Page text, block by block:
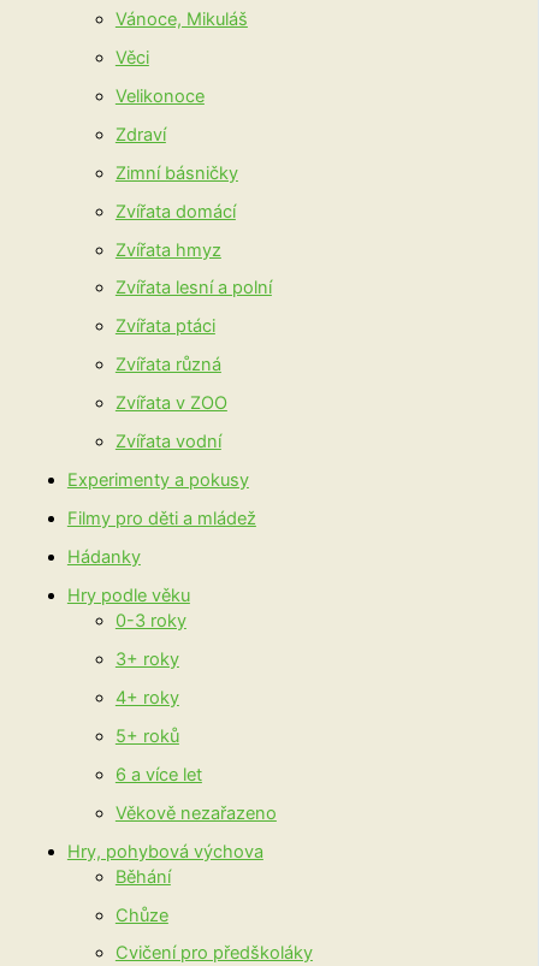
Vánoce, Mikuláš
Věci
Velikonoce
Zdraví
Zimní básničky
Zvířata domácí
Zvířata hmyz
Zvířata lesní a polní
Zvířata ptáci
Zvířata různá
Zvířata v ZOO
Zvířata vodní
Experimenty a pokusy
Filmy pro děti a mládež
Hádanky
Hry podle věku
0-3 roky
3+ roky
4+ roky
5+ roků
6 a více let
Věkově nezařazeno
Hry, pohybová výchova
Běhání
Chůze
Cvičení pro předškoláky